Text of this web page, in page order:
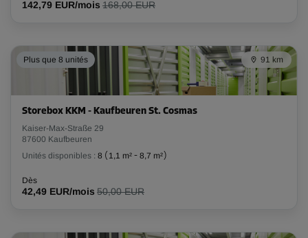
Compartiment 16
Surface: 1,2 m²
Volume: 3,6 m³
Long: m Larg: 0,9 Haut: 3m
-10%
Dès
53,09 EUR/mois
142,79 EUR/mois 168,00 EUR
Plus que 8 unités 91 km
Storebox KKM - Kaufbeuren St. Cosmas
Kaiser-Max-Straße 29
87600 Kaufbeuren
Unités disponibles : 8 ( 1,1 m² - 8,7 m²)
Dès
42,49 EUR/mois 50,00 EUR